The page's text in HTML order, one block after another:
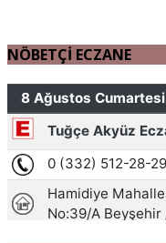
NÖBETÇİ ECZANE